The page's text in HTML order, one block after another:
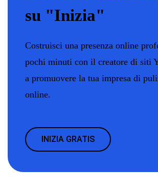
su "Inizia"
Costruisci una presenza online
pochi minuti con il creatore di siti
a promuovere la tua impresa di
online.
INIZIA GRATIS